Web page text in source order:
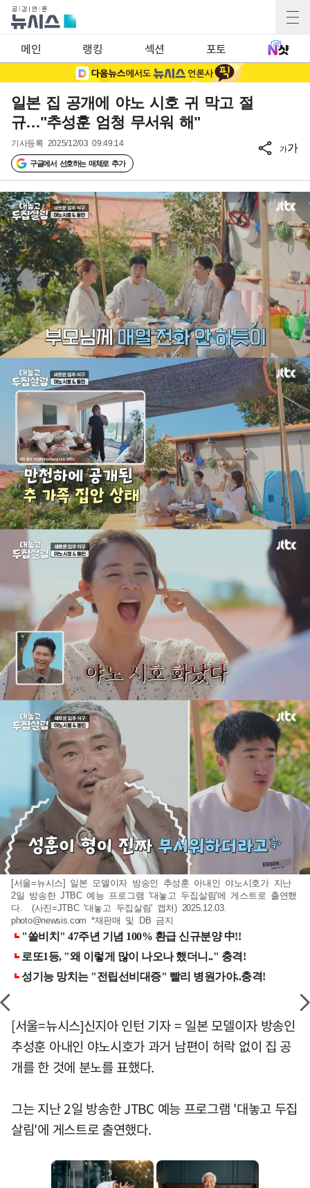
메인 랭킹 섹션 포토
일본 집 공개에 야노 시호 귀 막고 절
규…"추성훈 엄청 무서워 해"
기사등록 2025/12/03 09:49:14
구글에서 선호하는 매체로 추가
가가
[서울=뉴시스] 일본 모델이자 방송인 추성훈 아내인 야노시호가 지난
2일 방송한 JTBC 예능 프로그램 '대놓고 두집살림'에 게스트로 출연했
다. (사진=JTBC '대놓고 두집살림' 캡처) 2025.12.03.
photo@newsis.com *재판매 및 DB 금지
[서울=뉴시스]신지아 인턴 기자 = 일본 모델이자 방송인
추성훈 아내인 야노시호가 과거 남편이 허락 없이 집 공
개를 한 것에 분노를 표했다.
그는 지난 2일 방송한 JTBC 예능 프로그램 '대놓고 두집
살림'에 게스트로 출연했다.